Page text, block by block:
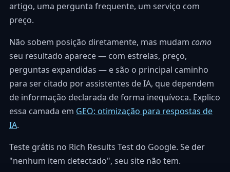
artigo, uma pergunta frequente, um serviço com
preço.
Não sobem posição diretamente, mas mudam como
seu resultado aparece — com estrelas, preço,
perguntas expandidas — e são o principal caminho
para ser citado por assistentes de IA, que dependem
de informação declarada de forma inequívoca. Explico
essa camada em GEO: otimização para respostas de
IA.
Teste grátis no Rich Results Test do Google. Se der
"nenhum item detectado", seu site não tem.